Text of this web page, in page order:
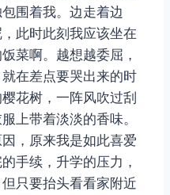
围着我。边走着边
此时此刻我应该坐在
菜啊。越想越委屈，
在差点要哭出来的时
花树，一阵风吹过刮
上带着淡淡的香味。
，原来我是如此喜爱
手续，升学的压力，
只要抬头看看家附近